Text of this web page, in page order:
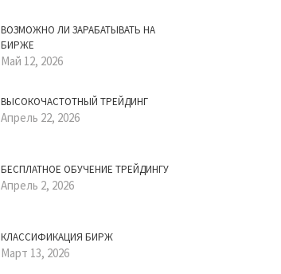
ВОЗМОЖНО ЛИ ЗАРАБАТЫВАТЬ НА
БИРЖЕ
Май 12, 2026
ВЫСОКОЧАСТОТНЫЙ ТРЕЙДИНГ
Апрель 22, 2026
БЕСПЛАТНОЕ ОБУЧЕНИЕ ТРЕЙДИНГУ
Апрель 2, 2026
КЛАССИФИКАЦИЯ БИРЖ
Март 13, 2026